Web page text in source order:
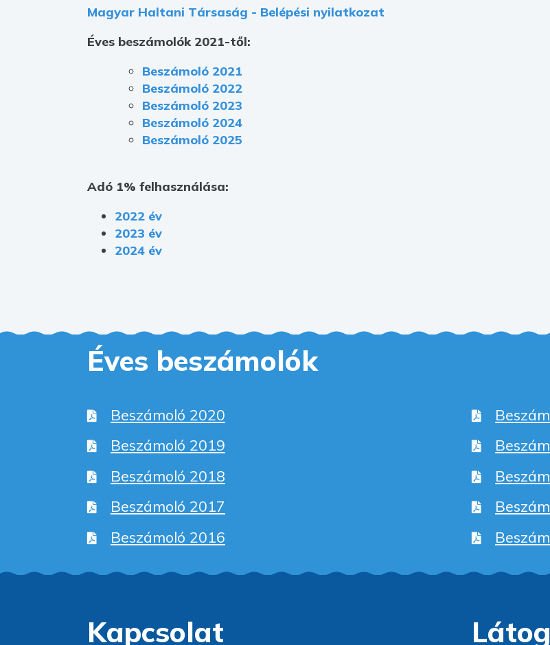
Magyar Haltani Társaság - Belépési nyilatkozat
Éves beszámolók 2021-től:
Beszámoló 2021
Beszámoló 2022
Beszámoló 2023
Beszámoló 2024
Beszámoló 2025
Adó 1% felhasználása:
2022 év
2023 év
2024 év
Éves beszámolók
Beszámoló 2020
Beszámoló 2019
Beszámoló 2018
Beszámoló 2017
Beszámoló 2016
Kapcsolat